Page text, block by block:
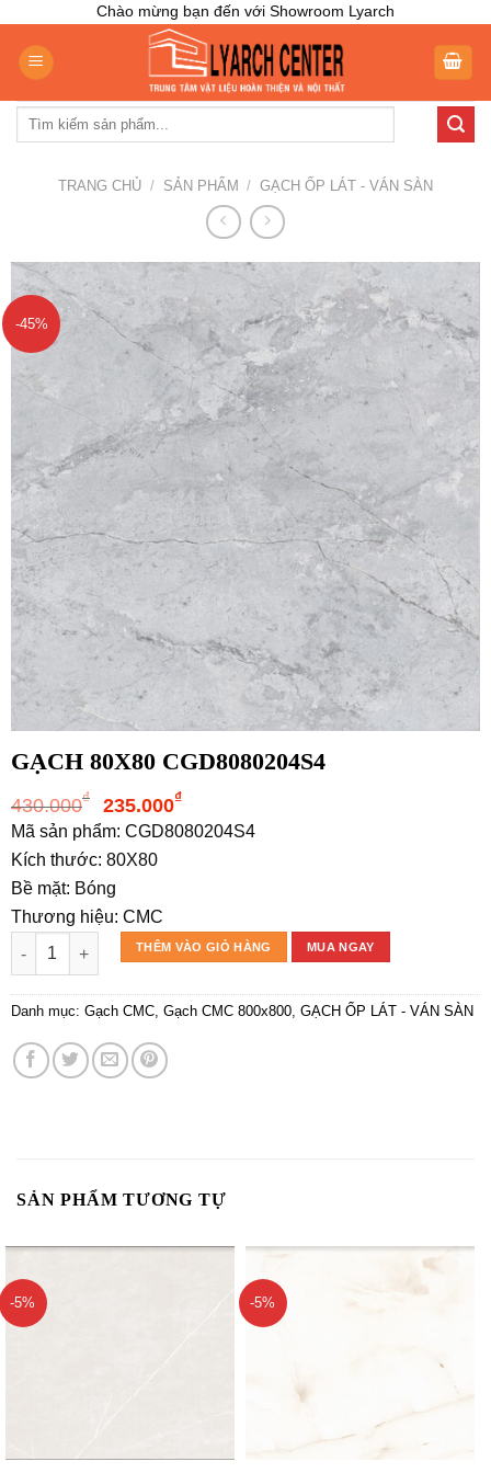
content
Chào mừng bạn đến với Showroom Lyarch
Tìm
TRANG CHỦ / SẢN PHẨM / GẠCH ỐP LÁT - VÁN SÀN
-45%
GẠCH 80X80 CGD8080204S4
430.000₫
Giá
gốc
là:
430.000₫.
235.000₫Giá
hiện
Mã sản phẩm: CGD8080204S4
Kích thước: 80X80
Bề mặt: Bóng
Thương hiệu: CMC
GẠCH 80X80 CGD8080204S4 số lượng
THÊM VÀO GIỎ HÀNG MUA NGAY
Danh mục: Gạch CMC, Gạch CMC 800x800, GẠCH ỐP LÁT - VÁN SÀN
SẢN PHẨM TƯƠNG TỰ
-5% -5%